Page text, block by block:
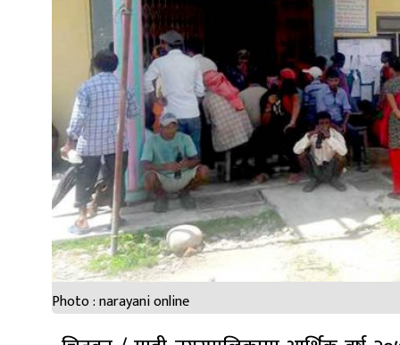
Photo : narayani online